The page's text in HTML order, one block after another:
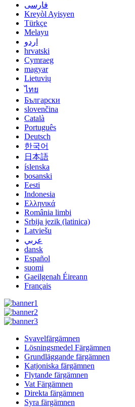
فارسی
Kreyòl Ayisyen
Türkçe
Melayu
اردو
hrvatski
Cymraeg
magyar
Lietuvių
ไทย
Български
slovenčina
Català
Português
Deutsch
한국어
日本語
íslenska
bosanski
Eesti
Indonesia
Ελληνικά
România limbi
Srbija jezik (latinica)
Latviešu
عربي
dansk
Español
suomi
Gaeilgenah Éireann
Français
Svavelfärgämnen
Lösningsmedel Färgämnen
Grundläggande färgämnen
Katjoniska färgämnen
Flytande färgämnen
Vat Färgämnen
Direkta färgämnen
Syra färgämnen